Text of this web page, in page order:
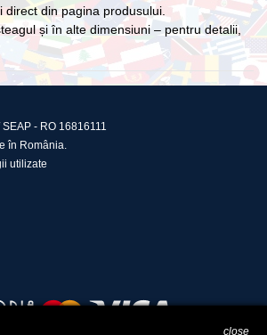
direct din pagina produsului.
și în alte dimensiuni – pentru detalii,
- RO 16816111
în România.
utilizate
close